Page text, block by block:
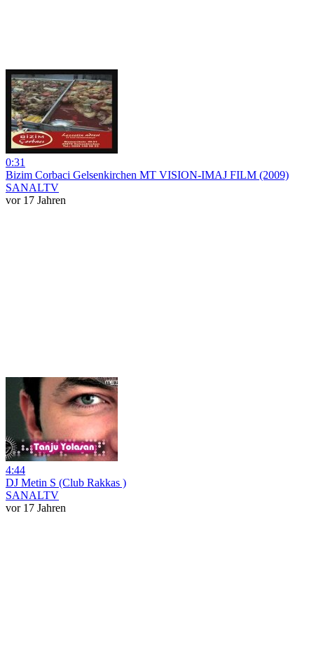
0:31
Bizim Corbaci Gelsenkirchen MT VISION-IMAJ FILM (2009)
SANALTV
vor 17 Jahren
4:44
DJ Metin S (Club Rakkas )
SANALTV
vor 17 Jahren